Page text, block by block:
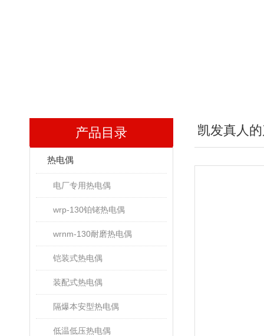
产品目录
热电偶
电厂专用热电偶
wrp-130铂铑热电偶
wrnm-130耐磨热电偶
铠装式热电偶
装配式热电偶
隔爆本安型热电偶
低温低压热电偶
凯发真人